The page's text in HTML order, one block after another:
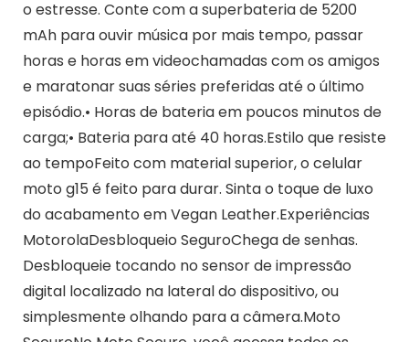
o estresse. Conte com a superbateria de 5200
mAh para ouvir música por mais tempo, passar
horas e horas em videochamadas com os amigos
e maratonar suas séries preferidas até o último
episódio.• Horas de bateria em poucos minutos de
carga;• Bateria para até 40 horas.Estilo que resiste
ao tempoFeito com material superior, o celular
moto g15 é feito para durar. Sinta o toque de luxo
do acabamento em Vegan Leather.Experiências
MotorolaDesbloqueio SeguroChega de senhas.
Desbloqueie tocando no sensor de impressão
digital localizado na lateral do dispositivo, ou
simplesmente olhando para a câmera.Moto